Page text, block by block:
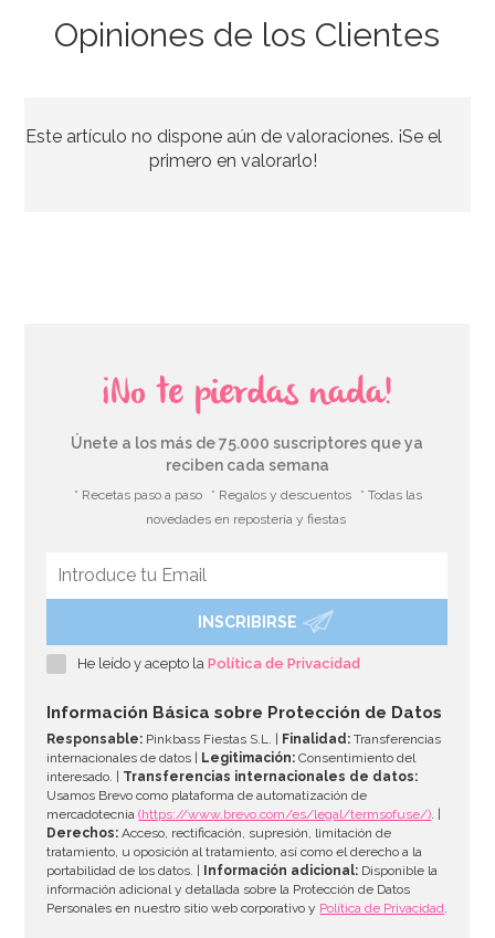
3,50€
Opiniones de los Clientes
Este artículo no dispone aún de valoraciones. ¡Se el
primero en valorarlo!
¡No te pierdas nada!
Únete a los más de 75.000 suscriptores que ya
reciben cada semana
* Recetas paso a paso * Regalos y descuentos
* Todas las
novedades en repostería y fiestas
INSCRIBIRSE
He leído y acepto laPolítica de Privacidad
Información Básica sobre Protección de Datos
Responsable: Pinkbass Fiestas S.L. | Finalidad: Transferencias
internacionales de datos |
Legitimación: Consentimiento del
interesado. | Transferencias internacionales de datos:
Usamos Brevo como plataforma de automatización de
mercadotecnia(https://www.brevo.com/es/legal/termsofuse/). |
Derechos: Acceso, rectificación, supresión, limitación de
tratamiento, u oposición al tratamiento, así como el derecho a la
portabilidad de los datos. |
Información adicional: Disponible la
información adicional y detallada sobre la Protección de Datos
Personales en nuestro sitio web corporativo y Política de Privacidad.